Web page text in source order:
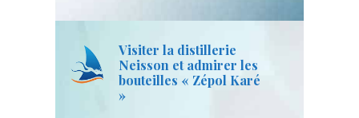
Visiter la distillerie
Neisson et admirer les
bouteilles « Zépol Karé
»